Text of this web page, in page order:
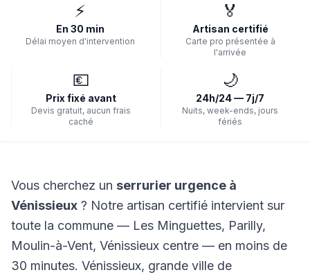
⚡
En 30 min
Délai moyen d'intervention
🏅
Artisan certifié
Carte pro présentée à
l'arrivée
💶
Prix fixé avant
Devis gratuit, aucun frais
caché
🌙
24h/24 — 7j/7
Nuits, week-ends, jours
fériés
Vous cherchez un serrurier urgence à
Vénissieux ? Notre artisan certifié intervient sur
toute la commune — Les Minguettes, Parilly,
Moulin-à-Vent, Vénissieux centre — en moins de
30 minutes. Vénissieux, grande ville de